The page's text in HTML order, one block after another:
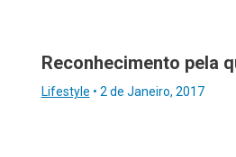
Reconhecimento pela
Lifestyle • 2 de Janeiro, 2017